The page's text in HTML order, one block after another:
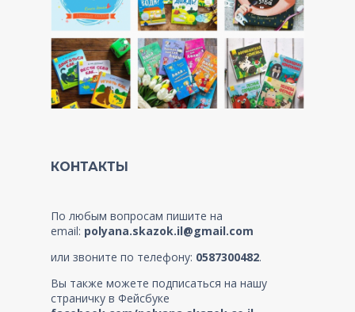
КОНТАКТЫ
По любым вопросам пишите на
email: polyana.skazok.il@gmail.com
или звоните по телефону: 0587300482.
Вы также можете подписаться на нашу
страничку в Фейсбуке